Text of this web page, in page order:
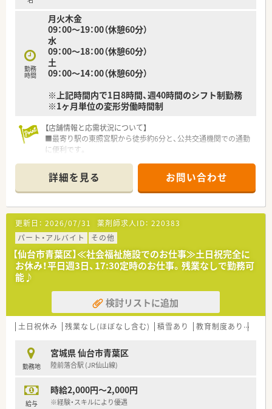
勤務
時間
月火木金
09：00～19：00（休憩60分）
水
09：00～18：00（休憩60分）
土
09：00～14：00（休憩60分）
※上記時間内で1日8時間、週40時間のシフト制勤務
※1ヶ月単位の変形労働時間制
【店舗情報と応需状況について】
■最寄り駅の東照宮駅から徒歩約6分と、公共交通機関での通勤
に便利です。
す。
■薬剤師は常勤2名、事務スタッフ2名が在籍する予定の人員体
制です。
【法人特徴について】
■宮城県と岩手県で地域に根差した調剤薬局を複数店舗展開し
ています。
■訪問看護や居宅介護支援事業も運営しており、多職種連携を推
進します。
■今後2～3年で10～15店舗への拡大を目指している成長企業で
【勤務実態について】
■月の平均残業時間は5時間程度と、非常に少なく働きやすい環
境です。
得できます。
■将来的には隔週で完全週休2日制のシフトを組むことも相談可
能です。
【職場環境と雰囲気】
■まるでカフェのような、おしゃれで大変きれいな薬局で勤務で
詳細を見る お問い合わせ
更新日： 2026/07/31 薬剤師求人ID： 220383
パート・アルバイト
その他
【仙台市青葉区】≪社会福祉施設でのお仕事≫土日祝完全に
お休み！平日週3日、17:30定時のお仕事。残業なしで勤務可
能♪
検討リストに追加
土日祝休み 残業なし(ほぼなし含む) 積雪あり 教育制度あり
勤務地
宮城県 仙台市青葉区
陸前落合駅 (JR仙山線)
給与
時給2,000円～2,000円
※経験・スキルにより優遇